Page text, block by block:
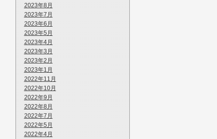
2023年8月
2023年7月
2023年6月
2023年5月
2023年4月
2023年3月
2023年2月
2023年1月
2022年11月
2022年10月
2022年9月
2022年8月
2022年7月
2022年5月
2022年4月